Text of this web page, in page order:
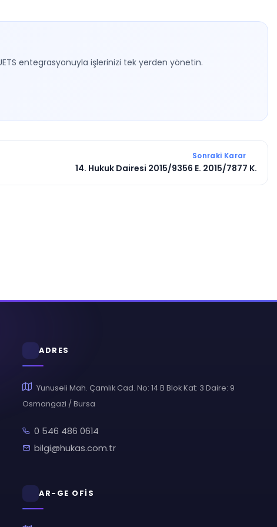
entegrasyonuyla işlerinizi tek yerden yönetin.
Sonraki Karar
14. Hukuk Dairesi 2015/9356 E. 2015/7877 K.
ADRES
Yunuseli Mah. Çamlık Cad. No: 14 B Blok Kat: 3 Daire: 9
Osmangazi / Bursa
0 546 486 0614
bilgi@hukas.com.tr
AR-GE OFİS